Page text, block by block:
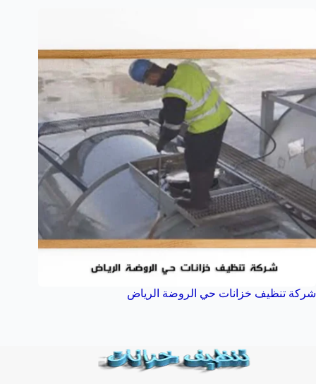
شركة تنظيف خزانات حي الروضة الرياض